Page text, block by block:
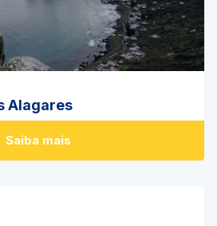
Alagares
Saiba mais